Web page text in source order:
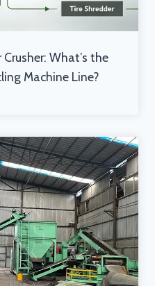
What’s the
Machine Line?